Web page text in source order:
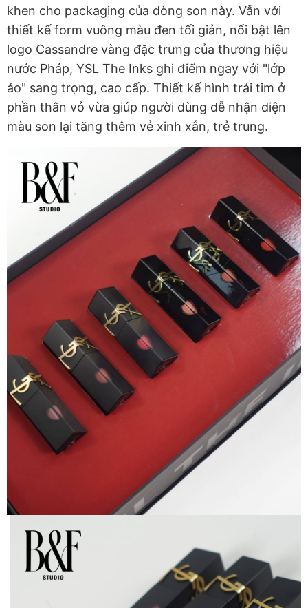
khen cho packaging của dòng son này. Vẫn với
thiết kế form vuông màu đen tối giản, nổi bật lên
logo Cassandre vàng đặc trưng của thương hiệu
nước Pháp, YSL The Inks ghi điểm ngay với "lớp
áo" sang trọng, cao cấp. Thiết kế hình trái tim ở
phần thân vỏ vừa giúp người dùng dễ nhận diện
màu son lại tăng thêm vẻ xinh xắn, trẻ trung.